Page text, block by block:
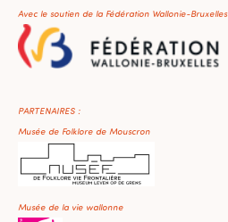
Avec le soutien de la Fédération Wallonie-Bruxelles
PARTENAIRES :
Musée de Folklore de Mouscron
Musée de la vie wallonne